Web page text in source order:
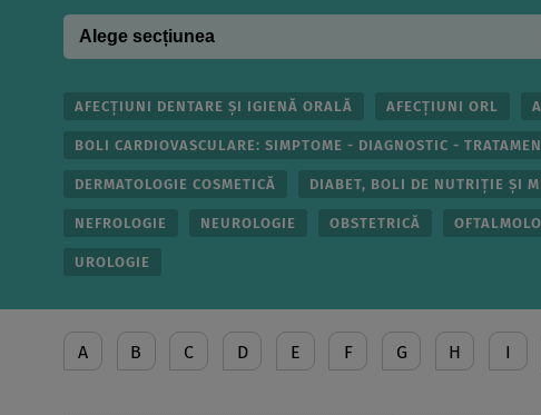
AFECȚIUNI DENTARE ȘI IGIENĂ ORALĂ AFECȚIUNI ORL
BOLI CARDIOVASCULARE: SIMPTOME - DIAGNOSTIC -
DERMATOLOGIE COSMETICĂ DIABET, BOLI DE NUTRIȚIE ȘI
NEFROLOGIE NEUROLOGIE OBSTETRICĂ
UROLOGIE
A B C D E F G H I